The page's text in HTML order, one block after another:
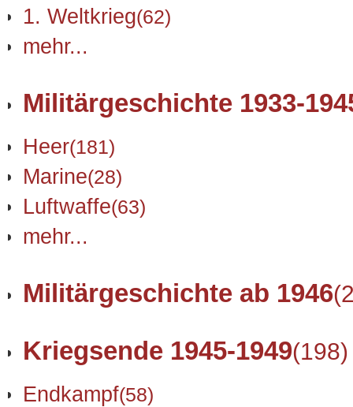
1. Weltkrieg(62)
mehr...
Militärgeschichte 1933-
Heer(181)
Marine(28)
Luftwaffe(63)
mehr...
Militärgeschichte ab 1946
Kriegsende 1945-1949(198)
Endkampf(58)